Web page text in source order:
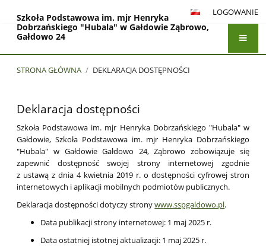
LOGOWANIE
Szkoła Podstawowa im. mjr Henryka
Dobrzańskiego "Hubala" w Gałdowie Ząbrowo,
Gałdowo 24
STRONA GŁÓWNA / DEKLARACJA DOSTĘPNOŚCI
dostępności
Deklaracja dostępności
Szkoła Podstawowa im. mjr Henryka Dobrzańskiego "Hubala" w
Gałdowie, Szkoła Podstawowa im. mjr Henryka Dobrzańskiego
"Hubala" w Gałdowie Gałdowo 24, Ząbrowo zobowiązuje się
zapewnić dostępność swojej strony internetowej zgodnie
z ustawą z dnia 4 kwietnia 2019 r. o dostępności cyfrowej stron
internetowych i aplikacji mobilnych podmiotów publicznych.
Deklaracja dostępności dotyczy stronywww.sspgaldowo.pl.
Data publikacji strony internetowej: 1 maj 2025 r.
Data ostatniej istotnej aktualizacji: 1 maj 2025 r.